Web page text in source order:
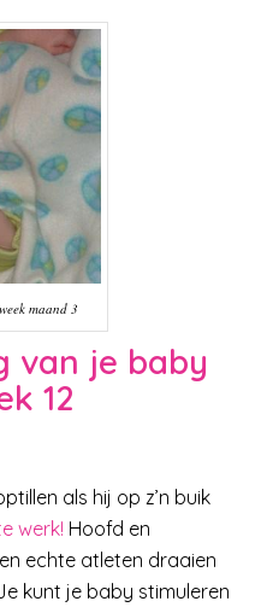
maand 3
van je baby
12
als hij op z’n buik
werk! Hoofd en
echte atleten draaien
kunt je baby stimuleren